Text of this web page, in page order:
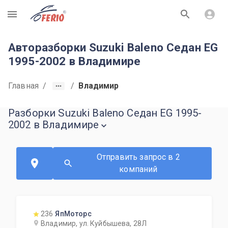
R
Авторазборки Suzuki Baleno Седан EG
1995-2002 в Владимире
Главная / / Владимир
Разборки Suzuki Baleno Седан EG 1995-
2002 в Владимире
Отправить запрос в 2
компаний
236 ЯпМоторс
Владимир, ул. Куйбышева, 28Л